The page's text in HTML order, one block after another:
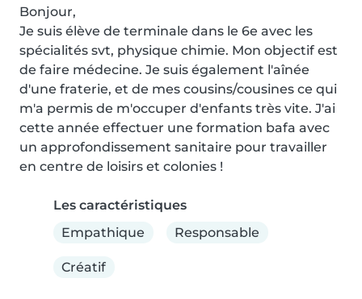
Bonjour,
Je suis élève de terminale dans le 6e avec les
spécialités svt, physique chimie. Mon objectif est
de faire médecine. Je suis également l'aînée
d'une fraterie, et de mes cousins/cousines ce qui
m'a permis de m'occuper d'enfants très vite. J'ai
cette année effectuer une formation bafa avec
un approfondissement sanitaire pour travailler
en centre de loisirs et colonies !
Les caractéristiques
Empathique
Responsable
Créatif